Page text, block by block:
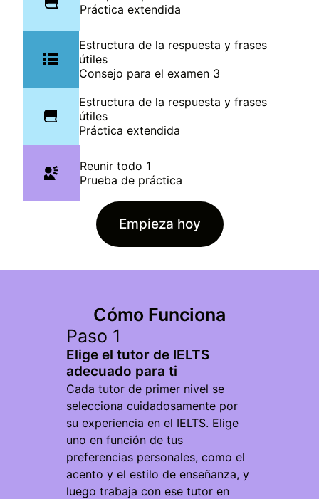
Práctica extendida
Estructura de la respuesta y frases
útiles
Consejo para el examen 3
Estructura de la respuesta y frases
útiles
Práctica extendida
Reunir todo 1
Prueba de práctica
Empieza hoy
Cómo Funciona
Paso 1
Elige el tutor de IELTS
adecuado para ti
Cada tutor de primer nivel se
selecciona cuidadosamente por
su experiencia en el IELTS. Elige
uno en función de tus
preferencias personales, como el
acento y el estilo de enseñanza, y
luego trabaja con ese tutor en